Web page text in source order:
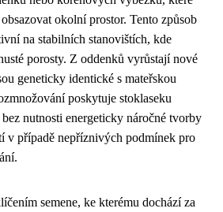
okolní prostor. Tento způsob
na stabilních stanovištích, kde
porosty. Z oddenků vyrůstají nové
geneticky identické s mateřskou
poskytuje stoklaseku
nutnosti energeticky náročné tvorby
v případě nepříznivých podmínek pro
semene, ke kterému dochází za